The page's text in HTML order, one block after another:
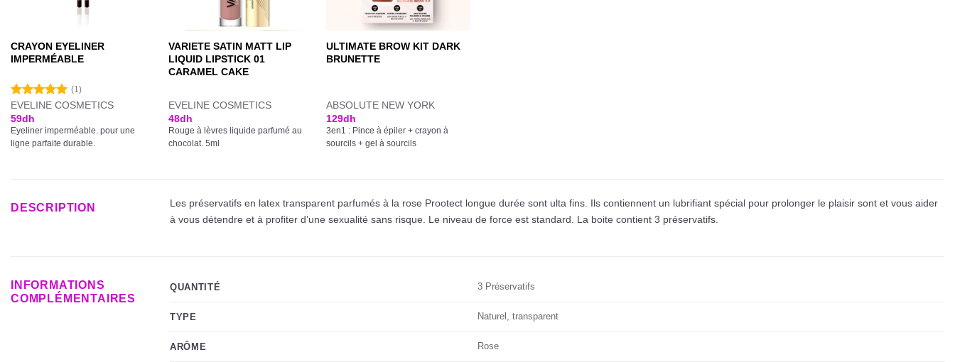
CRAYON EYELINER
IMPERMÉABLE
Note5.00
sur 5
(1)
EVELINE COSMETICS
59dh
Eyeliner imperméable. pour une
ligne parfaite durable.
VARIETE SATIN MATT LIP
LIQUID LIPSTICK 01
CARAMEL CAKE
EVELINE COSMETICS
48dh
Rouge à lèvres liquide parfumé au
chocolat. 5ml
ULTIMATE BROW KIT DARK
BRUNETTE
ABSOLUTE NEW YORK
129dh
3en1 : Pince à épiler + crayon à
sourcils + gel à sourcils
DESCRIPTION Les préservatifs en latex transparent parfumés à la rose Prootect longue durée sont ulta fins. Ils contiennent un lubrifiant spécial pour prolonger le plaisir sont et vous aider
à vous détendre et à profiter d’une sexualité sans risque. Le niveau de force est standard. La boite contient 3 préservatifs.
INFORMATIONS
COMPLÉMENTAIRES
QUANTITÉ 3 Préservatifs
TYPE Naturel, transparent
ARÔME Rose